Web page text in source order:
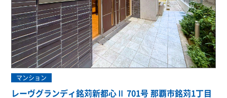
マンション
レーヴグランディ銘苅新都心Ⅱ 701号 那覇市銘苅1丁目